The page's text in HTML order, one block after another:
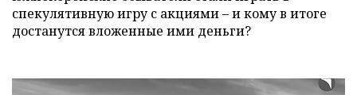
спекулятивную игру с акциями – и кому в итоге
достанутся вложенные ими деньги?